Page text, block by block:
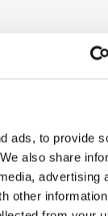
ads, to provide
also share
advertising
other
E-